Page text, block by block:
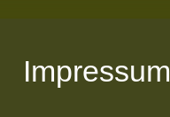
Impressum